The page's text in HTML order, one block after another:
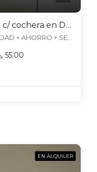
Departamento en alquiler c/ cochera en Dorrego
ALQUILO DEPTO, SUSTENTABILIDAD + AHORRO + SEGURIDAD, Dorrego, Guaymallén
55.00
EN ALQUILER